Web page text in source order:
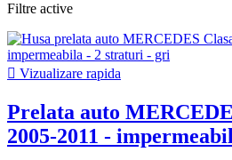
Filtre active
 Vizualizare rapida
Prelata auto
2005-2011 -